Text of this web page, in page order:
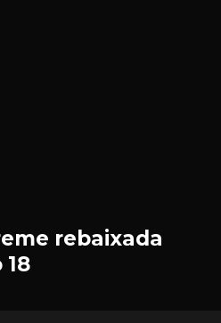
rebaixada